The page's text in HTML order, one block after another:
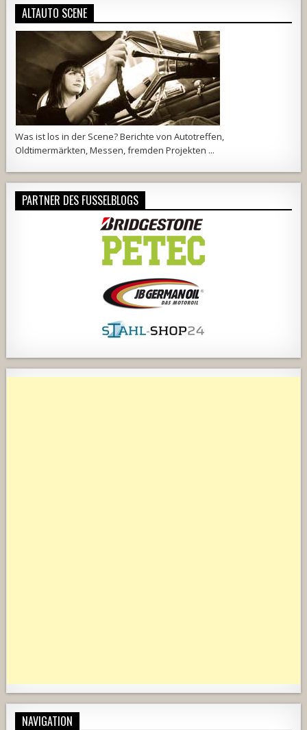
ALTAUTO SCENE
Was ist los in der Scene? Berichte von Autotreffen,
Oldtimermärkten, Messen, fremden Projekten ...
PARTNER DES FUSSELBLOGS
NAVIGATION